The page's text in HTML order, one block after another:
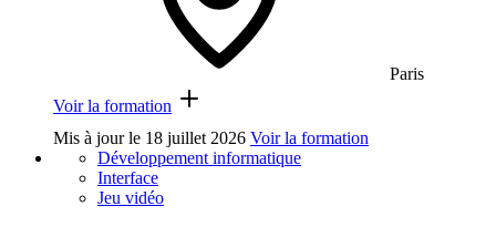
Paris
Voir la formation
Mis à jour le 18 juillet 2026 Voir la formation
Développement informatique
Interface
Jeu vidéo